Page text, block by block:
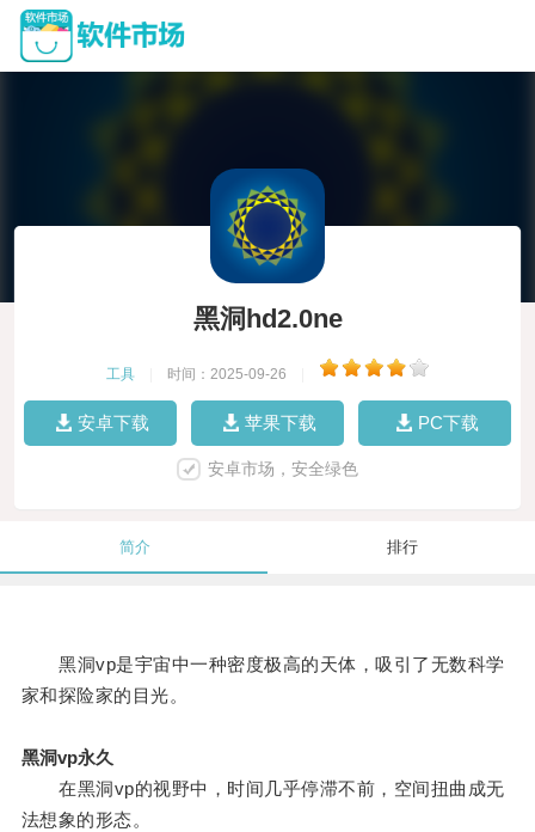
黑洞hd2.0ne
工具 时间：2025-09-26
安卓下载 苹果下载 PC下载
安卓市场，安全绿色
简介 排行
黑洞vp是宇宙中一种密度极高的天体，吸引了无数科学
家和探险家的目光。
黑洞vp永久
在黑洞vp的视野中，时间几乎停滞不前，空间扭曲成无
法想象的形态。